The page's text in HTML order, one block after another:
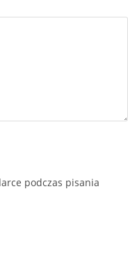
podczas pisania